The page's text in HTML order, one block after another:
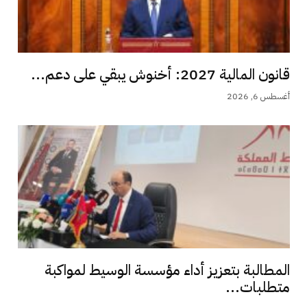
قانون المالية 2027: أخنوش يبقي على دعم...
أغسطس 6, 2026
المطالبة بتعزيز أداء مؤسسة الوسيط لمواكبة
متطلبات...